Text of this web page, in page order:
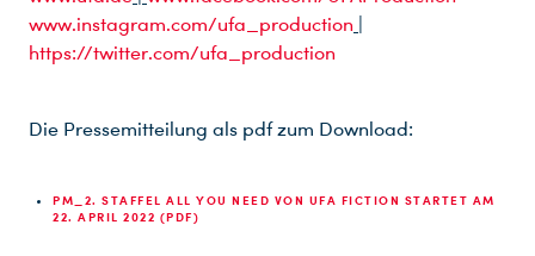
www.instagram.com/ufa_production
https://twitter.com/ufa_production
Die Pressemitteilung als pdf zum Download:
PM_2. STAFFEL ALL YOU NEED VON UFA FICTION STARTET AM
22. APRIL 2022 (PDF)